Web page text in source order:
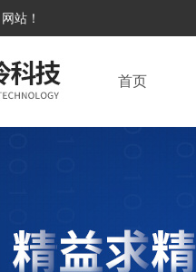
网站！
首页